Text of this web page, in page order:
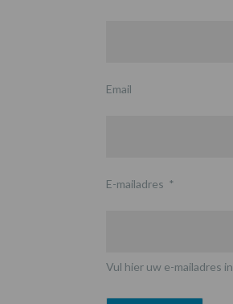
Email
E-mailadres *
Vul hier uw e-mailadres in